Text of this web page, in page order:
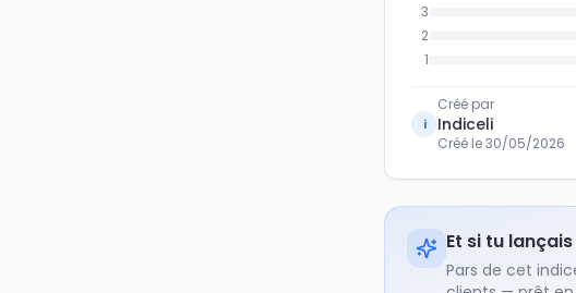
3
2
1
i
Créé par
Indiceli
Créé le30/05/2026
Et si tu
Pars de cet